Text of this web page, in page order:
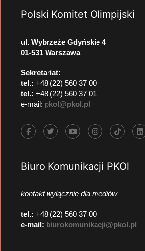
Polski Komitet Olimpijski
ul. Wybrzeże Gdyńskie 4
01-531 Warszawa
Sekretariat:
tel.: +48 (22) 560 37 00
tel.: +48 (22) 560 37 01
e-mail: pkol@pkol.pl
Biuro Komunikacji PKOl
kontakt wyłącznie dla mediów
tel.: +48 (22) 560 37 00
e-mail: biurokomunikacji@pkol.pl